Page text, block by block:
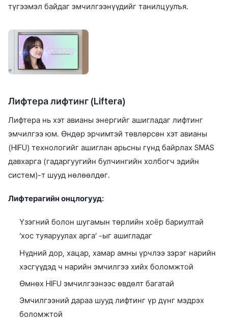
түгээмэл байдаг эмчилгээнүүдийг танилцуулъя.
Лифтера лифтинг (Liftera)
Лифтера нь хэт авианы энергийг ашигладаг лифтинг
эмчилгээ юм. Өндөр эрчимтэй төвлөрсөн хэт авианы
(HIFU) технологийг ашиглан арьсны гүнд байрлах SMAS
давхарга (гадаргуугийн булчингийн холбогч эдийн
систем)-т шууд нөлөөлдөг.
Лифтерагийн онцлогууд:
Үзэгний болон шугамын төрлийн хоёр бариултай
‘хос туяаруулах арга’ -ыг ашигладаг
Нүдний дор, хацар, хамар амны үрчлээ зэрэг нарийн
хэсгүүдэд ч нарийн эмчилгээ хийх боломжтой
Өмнөх HIFU эмчилгээнээс өвдөлт багатай
Эмчилгээний дараа шууд лифтинг үр дүнг мэдрэх
боломжтой